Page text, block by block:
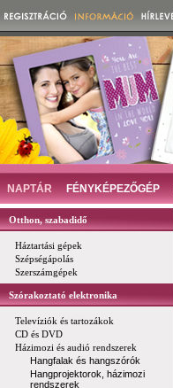
NAPTÁR FÉNYKÉPEZŐGÉP
Otthon, szabadidő
Háztartási gépek
Szépségápolás
Szerszámgépek
Szórakoztató elektronika
Televíziók és tartozákok
CD és DVD
Házimozi és audió rendszerek
Hangfalak és hangszórók
Hangprojektorok, házimozi
rendszerek